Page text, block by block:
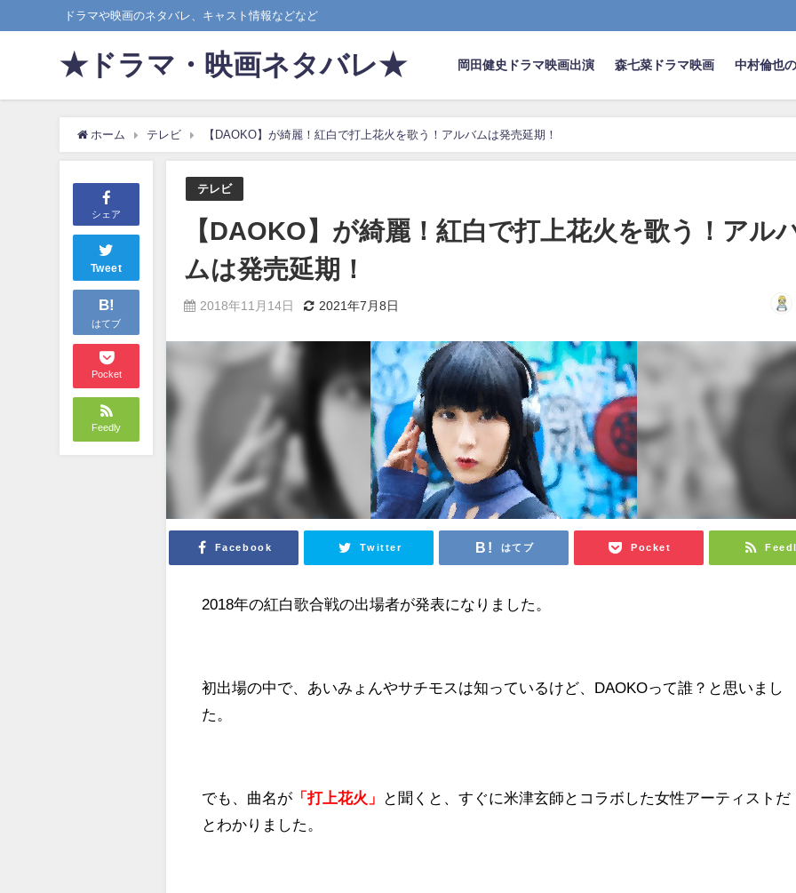
ドラマや映画のネタバレ、キャスト情報などなど
★ドラマ・映画ネタバレ★ 岡田健史ドラマ映画出演 森七菜ドラマ映画 中村倫也
ホーム テレビ 【DAOKO】が綺麗！紅白で打上花火を歌う！アルバムは発売延期！
シェア
Tweet
B!
はてブ
Pocket
Feedly
テレビ
【DAOKO】が綺麗！紅白で打上花火を歌う！アル
ムは発売延期！
2018年11月14日 2021年7月8日
Facebook Twitter はてブ Pocket
2018年の紅白歌合戦の出場者が発表になりました。
初出場の中で、あいみょんやサチモスは知っているけど、DAOKOって誰？と思いまし
た。
でも、曲名が 「打上花火」
と聞くと、すぐに米津玄師とコラボした女性アーティストだ
とわかりました。